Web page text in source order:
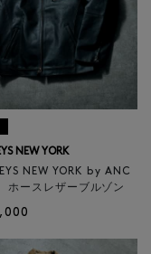
NEW YORK
NEW YORK by ANC
ホースレザーブルゾン